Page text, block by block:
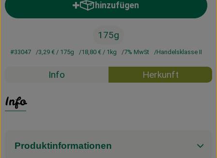
Neues vom Hof
hinzufügen
Produkt zum Warenkorb
175g
#33047 3,29 € / 175g 18,80 € / 1kg 7% MwSt Handelsklasse II
Info Herkunft
Info
Produktinformationen